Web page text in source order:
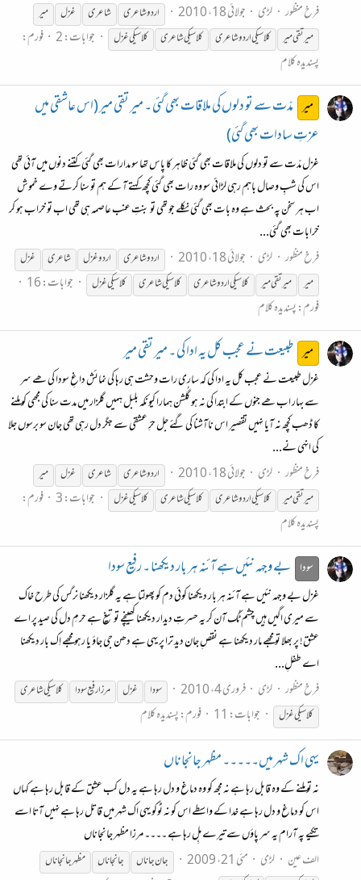
فرخ منظور لڑی جولائی 18، 2010 اردو شاعری شاعری غزل
میر
میر تقی میر
کلاسیکیاردو شاعری کلاسیکیشاعری کلاسیکیغزل جوابات: 2
فورم:
پسندیدہ کلام
میر مدّت سے تو دلوں کی ملاقات بھی گئی ۔ میر تقی میر (اس عاشقی میں
عزتِ سادات بھی گئی)
غزل مدّت سے تو دلوں کی ملاقات بھی گئی ظاہر کا پاس تھا سو مدارات بھی گئی کتنے دنوں میں آئی تھی
اس کی شبِ وصال باہم رہی لڑائی سو وہ رات بھی گئی کچھ کہتے آ کے ہم تو سنا کرتے وے خموش
اب ہر سخن پہ بحث ہے وہ بات بھی گئی نکلے جو تھی تو بنتِ عنب عاصمہ ہی تھی اب تو خراب ہو کر
خرابات بھی گئی...
فرخ منظور لڑی جولائی 18، 2010 اردو شاعری اردوغزل شاعری
غزل
میر
میر تقی میر کلاسیکیاردو شاعری کلاسیکیشاعری کلاسیکیغزل
جوابات: 16
فورم:پسندیدہ کلام
میر طبیعت نے عجب کل یہ ادا کی ۔ میر تقی میر
غزل طبیعت نے عجب کل یہ ادا کی کہ ساری رات وحشت ہی رہا کی نمائش داغِ سودا کی ھے سر
سے بہار اب ھے جنوں کے ابتدا کی نہ ہو گُلشن ہمارا کیونکہ بلبل ہمیں گلزار میں مدت سنا کی مجھی کو ملنے
کا ڈھب کچھ نہ آیا نہیں تقصیر اس ناآشنا کی گئے جل حرِّ عشقی سے جگر دل رہی تھی جان سو برسوں جلا
کی انہی نے...
فرخ منظور لڑی جولائی 18، 2010 اردو شاعری شاعری غزل
میر
میر تقی میر
کلاسیکیاردو شاعری کلاسیکیشاعری کلاسیکیغزل جوابات: 3
فورم:
پسندیدہ کلام
سودا بے وجہہ نئیں ہے آئنہ ہر بار دیکھنا ۔ رفیع سودا
غزل بے وجہہ نئیں ہے آئنہ ہر بار دیکھنا کوئی دم کو پھولتا ہے یہ گلزار دیکھنا نرگس کی طرح خاک
سے میری اگیں ہیں چشم ٹُک آن کر یہ حسرتِ دیدار دیکھنا کھینچے تو تیغ ہے حرمِ دل کی صید پر اے
عشق! پر بھلا تو مجھے مار دیکھنا ہے نقصِ جان دید ترا پر یہی ہے دھن جی جاؤ یا رہو مجھے اِک بار دیکھنا
اے طفلِ...
فرخ منظور لڑی فروری 4، 2010 سودا غزل مرزا رفیع سودا کلاسیکیشاعری
کلاسیکیغزل جوابات: 11 فورم:پسندیدہ کلام
یہی اک شہر میں۔۔۔۔۔ مظہر جانجاناں
نہ تو ملنے کے وہ قابل رہا ہے نہ مجھ کو وہ دماغ و دل رہا ہے یہ دل کب عشق کے قابل رہا ہے کہاں
اس کو دماغ و دل رہا ہے خدا کے واسطے اس کو نہ ٹوکو یہی اک شہر میں قاتل رہا ہے نہیں آتا اسے
تکیے پہ آرام یہ سر پاؤں سے تیرے ہِل رہا ہے ۔۔۔۔ مرزا مظہر جانجاناں
الف عین
لڑی مئی 21، 2009 جان جاناں جانجاناں
مظہر جانجاناں